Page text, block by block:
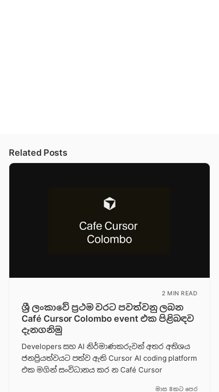
Related Posts
2 MIN READ
ශ්‍රී ලංකාවේ ප්‍රථම වරට පවත්වනු ලබන
Café Cursor Colombo event එක පිළිබඳව
දැනගනිමු
Developers සහ AI නිර්මාණකරුවන් අතර අතිශය
ජනප්‍රියත්වයට පත්ව ඇති Cursor AI coding platform
එක මගින් සංවිධානය කර න Café Cursor
මාස 8කට පෙර